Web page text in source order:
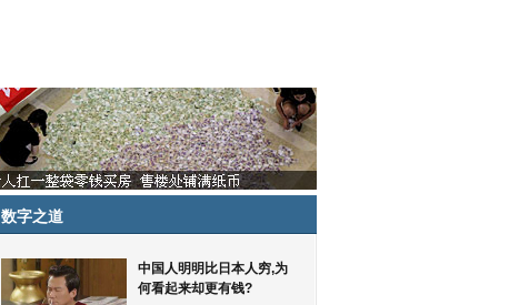
数字之道
中国人明明比日本人穷,为
何看起来却更有钱?